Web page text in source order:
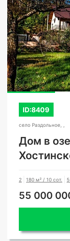
ID:8409
село Раздольное, ,
Дом в
2 180 м² / 10 сот.
55 000